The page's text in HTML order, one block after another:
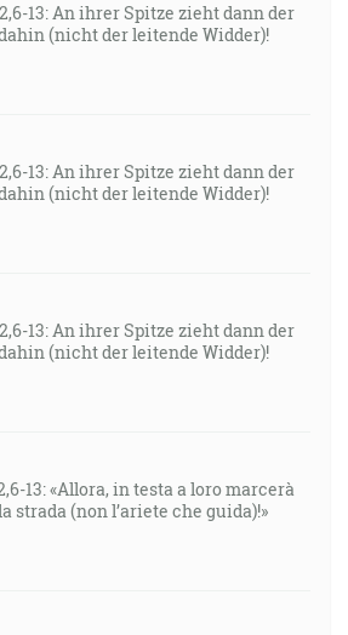
13: An ihrer Spitze zieht dann der
(nicht der leitende Widder)!
13: An ihrer Spitze zieht dann der
(nicht der leitende Widder)!
13: An ihrer Spitze zieht dann der
(nicht der leitende Widder)!
13: «Allora, in testa a loro marcerà
strada (non l’ariete che guida)!»